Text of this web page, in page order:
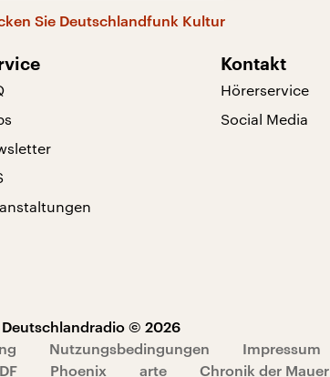
Sie Deutschlandfunk Kultur
Kontakt
Hörerservice
Social Media
Deutschlandradio © 2026
Nutzungsbedingungen
Impressum
Phoenix arte Chronik der Mauer